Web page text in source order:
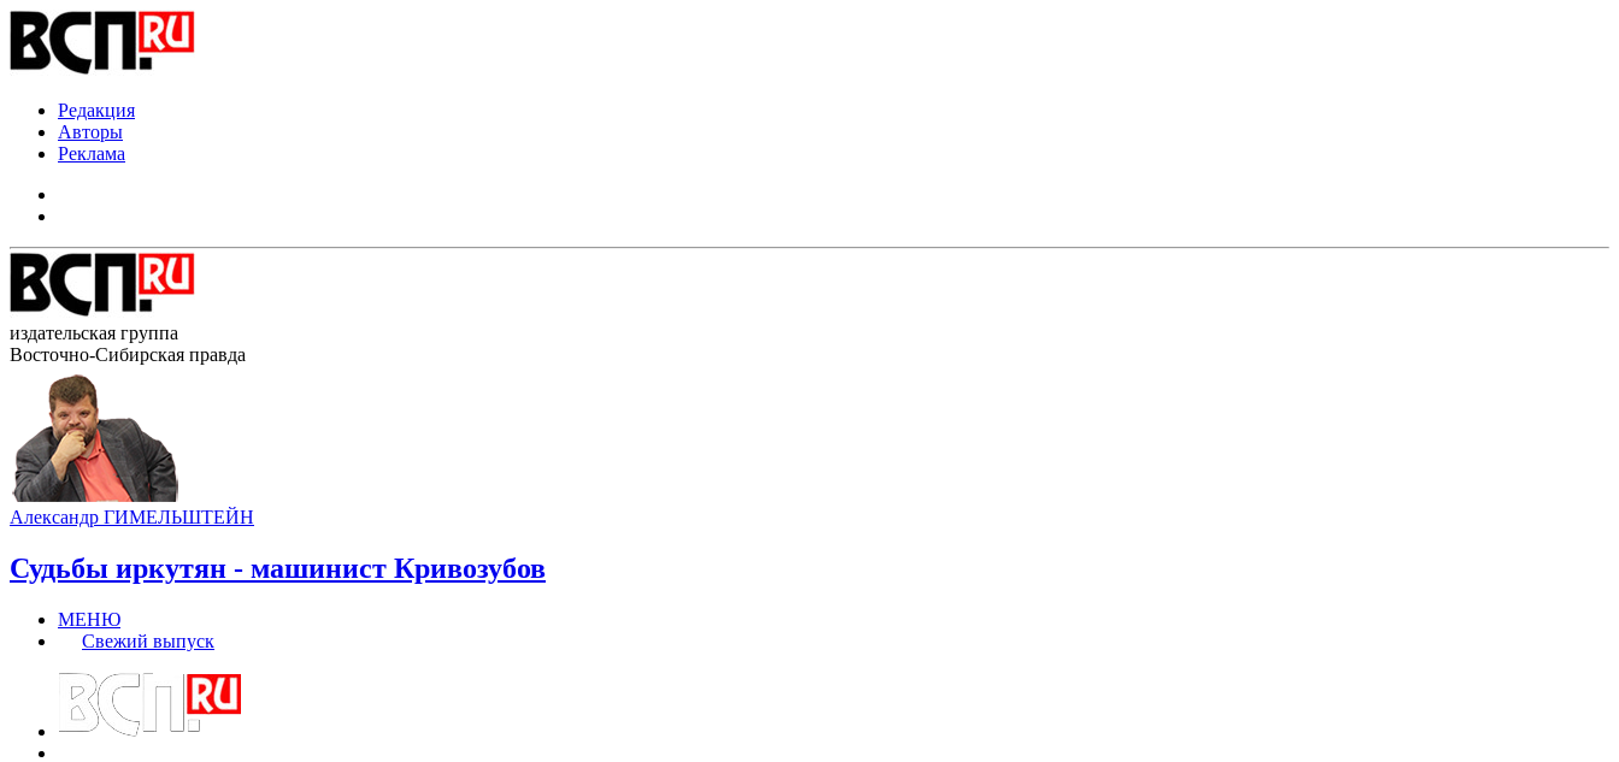
Редакция
Авторы
Реклама
издательская группа
Восточно-Сибирская правда
Александр ГИМЕЛЬШТЕЙН
Судьбы иркутян - машинист Кривозубов
МЕНЮ
Свежий выпуск